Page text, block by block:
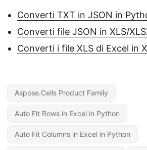
Converti TXT in JSON in
Converti file JSON in XLS/
Converti i file XLS di Excel in
Aspose.Cells Product Family
Auto Fit Rows in Excel in Python
Auto Fit Columns in Excel in Python